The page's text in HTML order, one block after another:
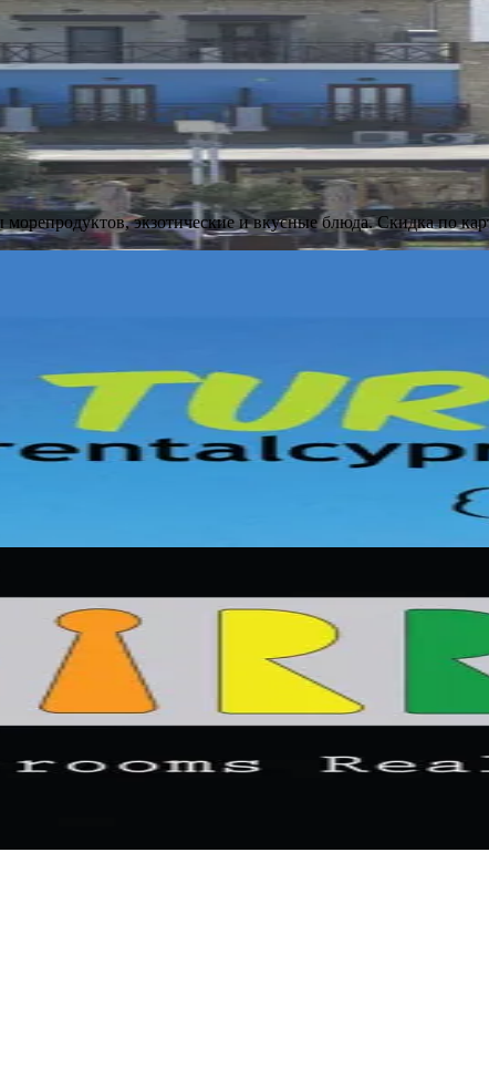
экзотические и вкусные блюда. Скидка по